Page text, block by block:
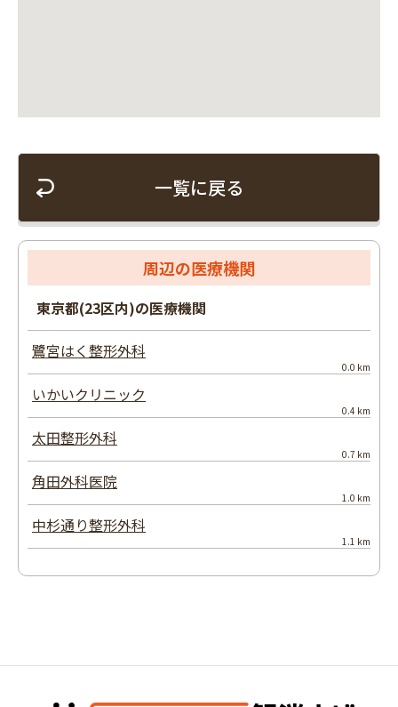
一覧に戻る
周辺の医療機関
東京都(23区内)の医療機関
鷺宮はく整形外科
0.0 km
いかいクリニック
0.4 km
太田整形外科
0.7 km
角田外科医院
1.0 km
中杉通り整形外科
1.1 km